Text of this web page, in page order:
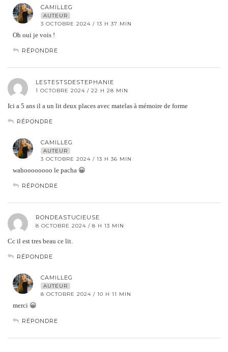
CAMILLEG
AUTEUR
3 OCTOBRE 2024 / 13 H 37 MIN
Oh oui je vois !
RÉPONDRE
LESTESTSDESTEPHANIE
1 OCTOBRE 2024 / 22 H 28 MIN
Ici a 5 ans il a un lit deux places avec matelas à mémoire de forme
RÉPONDRE
CAMILLEG
AUTEUR
3 OCTOBRE 2024 / 13 H 36 MIN
wahoooooooo le pacha 😀
RÉPONDRE
RONDEASTUCIEUSE
8 OCTOBRE 2024 / 8 H 13 MIN
Cc il est tres beau ce lit.
RÉPONDRE
CAMILLEG
AUTEUR
8 OCTOBRE 2024 / 10 H 11 MIN
merci 😀
RÉPONDRE